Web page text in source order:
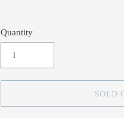
Quantity
SOLD